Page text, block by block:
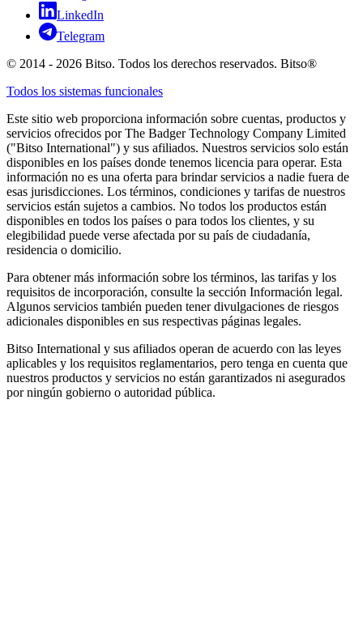
LinkedIn
Telegram
© 2014 - 2026 Bitso. Todos los derechos reservados. Bitso®
Todos los sistemas funcionales
Este sitio web proporciona información sobre cuentas, productos y
servicios ofrecidos por The Badger Technology Company Limited
("Bitso International") y sus afiliados. Nuestros servicios solo están
disponibles en los países donde tenemos licencia para operar. Esta
información no es una oferta para brindar servicios a nadie fuera de
esas jurisdicciones. Los términos, condiciones y tarifas de nuestros
servicios están sujetos a cambios. No todos los productos están
disponibles en todos los países o para todos los clientes, y su
elegibilidad puede verse afectada por su país de ciudadanía,
residencia o domicilio.
Para obtener más información sobre los términos, las tarifas y los
requisitos de incorporación, consulte la sección Información legal.
Algunos servicios también pueden tener divulgaciones de riesgos
adicionales disponibles en sus respectivas páginas legales.
Bitso International y sus afiliados operan de acuerdo con las leyes
aplicables y los requisitos reglamentarios, pero tenga en cuenta que
nuestros productos y servicios no están garantizados ni asegurados
por ningún gobierno o autoridad pública.